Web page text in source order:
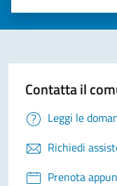
Valuta
Valuta 3
Valuta 2 stelle
Valuta 1 stelle su 5
Contatta il
Leggi le
Richiedi
Prenota